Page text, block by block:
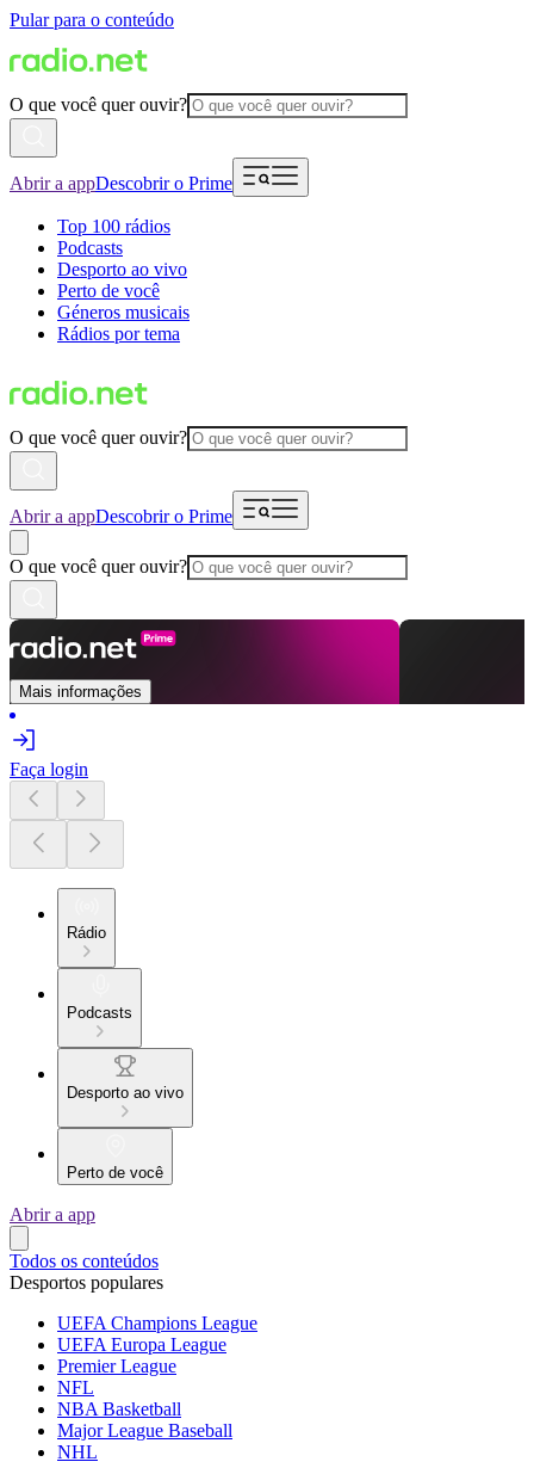
Pular para o conteúdo
O que você quer ouvir?
Abrir a appDescobrir o Prime
Top 100 rádios
Podcasts
Desporto ao vivo
Perto de você
Géneros musicais
Rádios por tema
O que você quer ouvir?
Abrir a appDescobrir o Prime
O que você quer ouvir?
Mais informações
Faça login
Rádio
Podcasts
Desporto ao vivo
Perto de você
Abrir a app
Todos os conteúdos
Desportos populares
UEFA Champions League
UEFA Europa League
Premier League
NFL
NBA Basketball
Major League Baseball
NHL